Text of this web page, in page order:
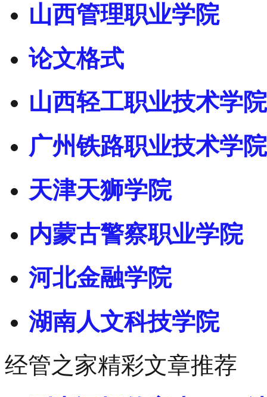
山西管理职业学院
论文格式
山西轻工职业技术学院
广州铁路职业技术学院
天津天狮学院
内蒙古警察职业学院
河北金融学院
湖南人文科技学院
经管之家精彩文章推荐